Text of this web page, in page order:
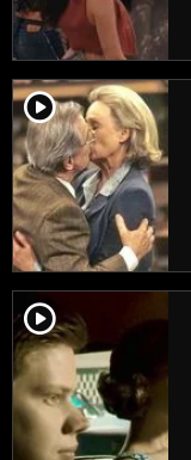
player2
player2